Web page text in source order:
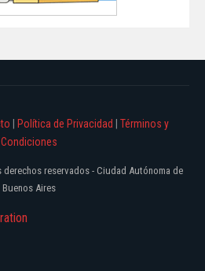
| Política de Privacidad | Términos y
Condiciones
reservados - Ciudad Autónoma de
Buenos Aires